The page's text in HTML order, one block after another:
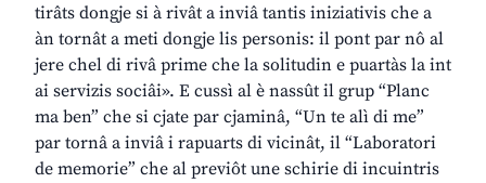
tirâts dongje si à rivât a inviâ tantis iniziativis che a
àn tornât a meti dongje lis personis: il pont par nô al
jere chel di rivâ prime che la solitudin e puartàs la int
ai servizis sociâi». E cussì al è nassût il grup “Planc
ma ben” che si cjate par cjaminâ, “Un te alì di me”
par tornâ a inviâ i rapuarts di vicinât, il “Laboratori
de memorie” che al previôt une schirie di incuintris